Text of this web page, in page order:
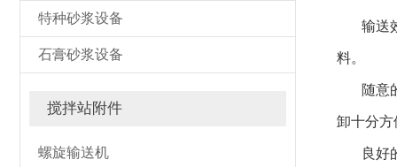
特种砂浆设备
石膏砂浆设备
搅拌站附件
螺旋输送机
输送效
料。
随意的
卸十分方
良好的